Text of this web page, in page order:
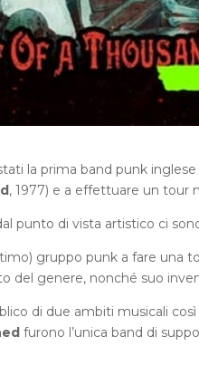
la prima band punk inglese
, 1977) e a effettuare un tour
punto di vista artistico ci
gruppo punk a fare una
del genere, nonché suo
di due ambiti musicali
furono l’unica band di